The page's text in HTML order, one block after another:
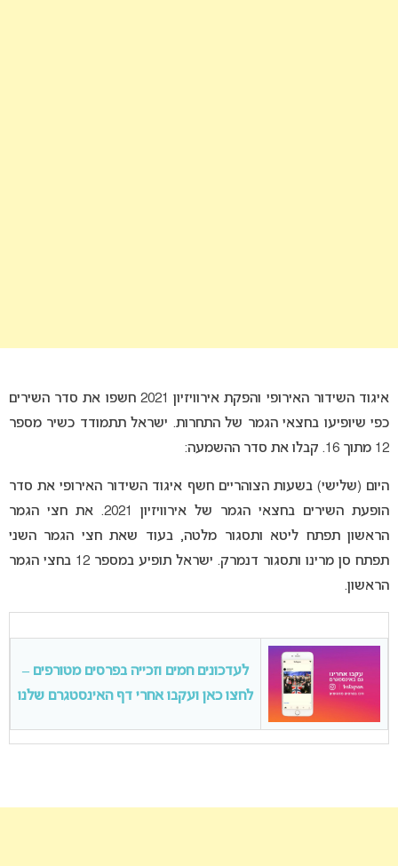
איגוד השידור האירופי והפקת אירוויזיון 2021 חשפו את סדר השירים
כפי שיופיעו בחצאי הגמר של התחרות. ישראל תתמודד כשיר מספר
12 מתוך 16. קבלו את סדר ההשמעה:
היום (שלישי) בשעות הצוהריים חשף איגוד השידור האירופי את סדר
הופעת השירים בחצאי הגמר של אירוויזיון 2021. את חצי הגמר
הראשון תפתח ליטא ותסגור מלטה, בעוד שאת חצי הגמר השני
תפתח סן מרינו ותסגור דנמרק. ישראל תופיע במספר 12 בחצי הגמר
הראשון.
לעדכונים חמים וזכייה בפרסים מטורפים –
לחצו כאן ועקבו אחרי דף האינסטגרם שלנו